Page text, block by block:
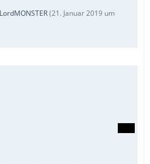
LordMONSTER(21. Januar 2019 um